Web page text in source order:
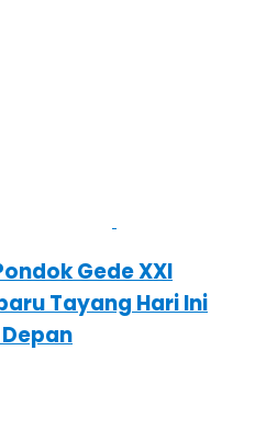
Gede XXI
Tayang Hari Ini